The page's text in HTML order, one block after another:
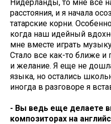
Нидерланды, то мне все
расстояния, и я начала
татарские корни.
когда наш идейный
мне вместе играть
Стало все как-то ближе и
и желание. Я еще не
языка, но остались
иногда в разговоре я
- Вы ведь еще делаете
композиторах на